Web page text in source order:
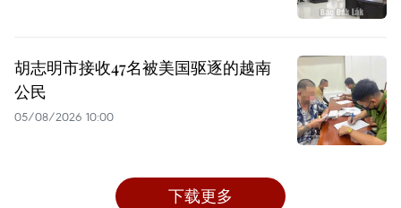
胡志明市接收47名被美国驱逐的越南
公民
05/08/2026 10:00
下载更多